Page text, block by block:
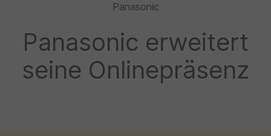
Panasonic
Panasonic erweitert
seine Onlinepräsenz